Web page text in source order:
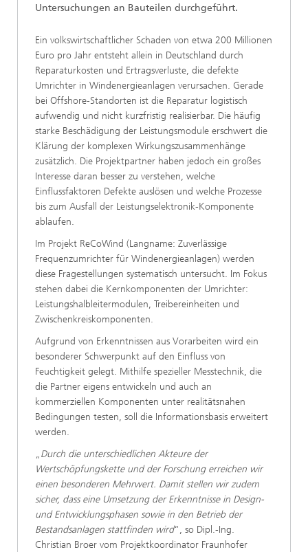
Untersuchungen an Bauteilen durchgeführt.
Ein volkswirtschaftlicher Schaden von etwa 200 Millionen
Euro pro Jahr entsteht allein in Deutschland durch
Reparaturkosten und Ertragsverluste, die defekte
Umrichter in Windenergieanlagen verursachen. Gerade
bei Offshore-Standorten ist die Reparatur logistisch
aufwendig und nicht kurzfristig realisierbar. Die häufig
starke Beschädigung der Leistungsmodule erschwert die
Klärung der komplexen Wirkungszusammenhänge
zusätzlich. Die Projektpartner haben jedoch ein großes
Interesse daran besser zu verstehen, welche
Einflussfaktoren Defekte auslösen und welche Prozesse
bis zum Ausfall der Leistungselektronik-Komponente
ablaufen.
Im Projekt ReCoWind (Langname: Zuverlässige
Frequenzumrichter für Windenergieanlagen) werden
diese Fragestellungen systematisch untersucht. Im Fokus
stehen dabei die Kernkomponenten der Umrichter:
Leistungshalbleitermodulen, Treibereinheiten und
Zwischenkreiskomponenten.
Aufgrund von Erkenntnissen aus Vorarbeiten wird ein
besonderer Schwerpunkt auf den Einfluss von
Feuchtigkeit gelegt. Mithilfe spezieller Messtechnik, die
die Partner eigens entwickeln und auch an
kommerziellen Komponenten unter realitätsnahen
Bedingungen testen, soll die Informationsbasis erweitert
werden.
„Durch die unterschiedlichen Akteure der
Wertschöpfungskette und der Forschung erreichen wir
einen besonderen Mehrwert. Damit stellen wir zudem
sicher, dass eine Umsetzung der Erkenntnisse in Design-
und Entwicklungsphasen sowie in den Betrieb der
Bestandsanlagen stattfinden wird“, so Dipl.-Ing.
Christian Broer vom Projektkoordinator Fraunhofer